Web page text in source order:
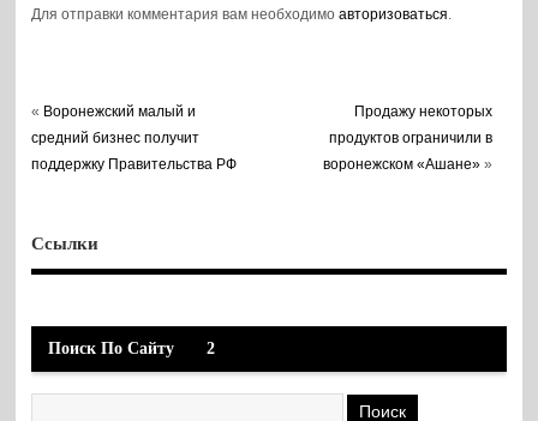
Для отправки комментария вам необходимоавторизоваться
« Воронежский малый и
средний бизнес получит
поддержку Правительства РФ
Продажу некоторых
продуктов ограничили в
воронежском «Ашане» »
Ссылки
Поиск По Сайту 2